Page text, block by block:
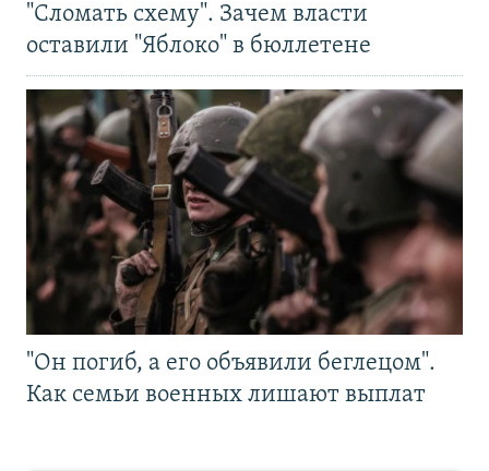
"Сломать схему". Зачем власти
оставили "Яблоко" в бюллетене
"Он погиб, а его объявили беглецом".
Как семьи военных лишают выплат